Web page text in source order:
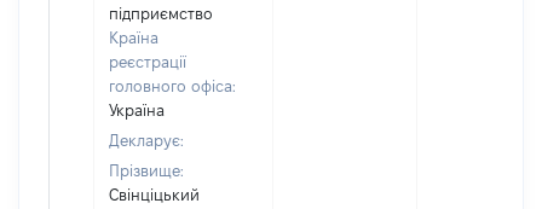
підприємство
Країна
реєстрації
головного офіса:
Україна
Декларує:
Прізвище:
Свінціцький